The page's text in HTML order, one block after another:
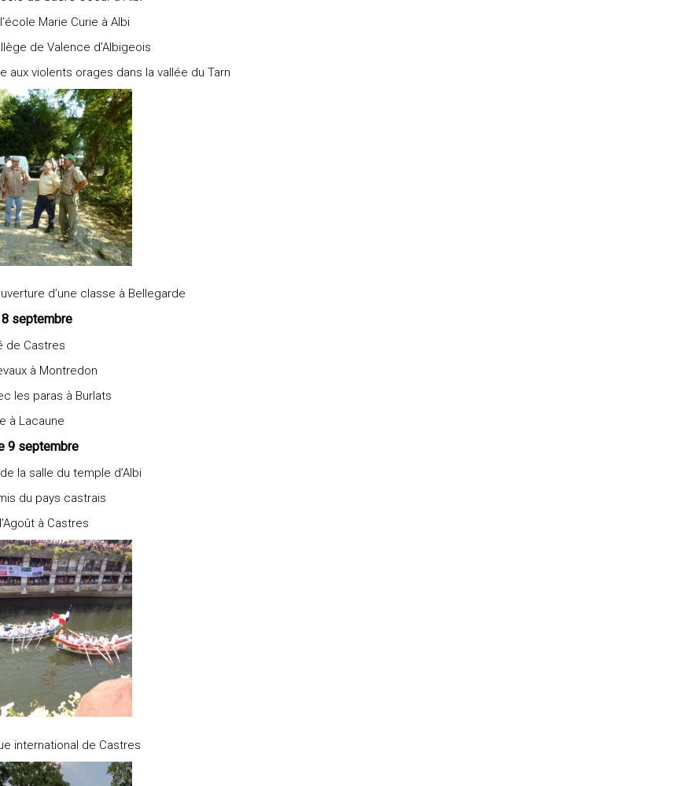
Marie Curie à Albi
de Valence d’Albigeois
aux violents orages dans la vallée du Tarn
d’une classe à Bellegarde
septembre
de Castres
à Montredon
les paras à Burlats
à Lacaune
9 septembre
la salle du temple d’Albi
du pays castrais
à Castres
international de Castres